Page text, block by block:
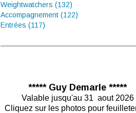
Weightwatchers (132)
Accompagnement (122)
Entrées (117)
***** Guy Demarle *****
Valable jusqu'au 31 aout 2026
Cliquez sur les photos pour